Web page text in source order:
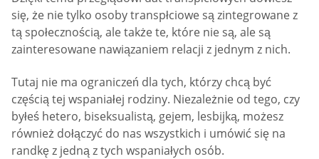
się, że nie tylko osoby transpłciowe są zintegrowane z
tą społecznością, ale także te, które nie są, ale są
zainteresowane nawiązaniem relacji z jednym z nich.
Tutaj nie ma ograniczeń dla tych, którzy chcą być
częścią tej wspaniałej rodziny. Niezależnie od tego, czy
byłeś hetero, biseksualistą, gejem, lesbijką, możesz
również dołączyć do nas wszystkich i umówić się na
randkę z jedną z tych wspaniałych osób.